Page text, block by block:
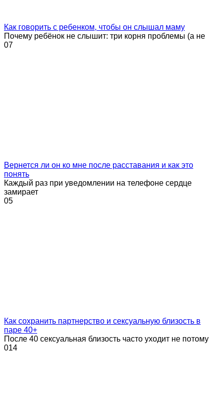
Как говорить с ребенком, чтобы он слышал маму
Почему ребёнок не слышит: три корня проблемы (а не
07
Вернется ли он ко мне после расставания и как это
понять
Каждый раз при уведомлении на телефоне сердце
замирает
05
Как сохранить партнерство и сексуальную близость в
паре 40+
После 40 сексуальная близость часто уходит не потому
014